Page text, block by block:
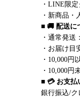
・LINE限
・新商品・
■ 🚚 配送に
・通常発送
・お届け目
・10,000
・10,000円
■ 💳 お支払
銀行振込/ク